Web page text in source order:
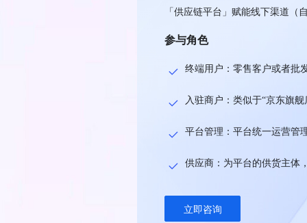
「供应链平台」赋能线下渠道（
参与角色
终端用户：零售客户或者批
入驻商户：类似于“京东旗舰
平台管理：平台统一运营管
供应商：为平台的供货主体
立即咨询